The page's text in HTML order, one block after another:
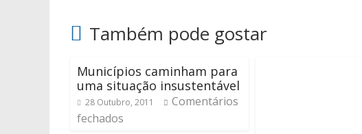
Também pode gostar
Municípios caminham para
uma situação insustentável
28 Outubro, 2011
Comentários
fechados